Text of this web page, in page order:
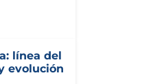
línea del
evolución